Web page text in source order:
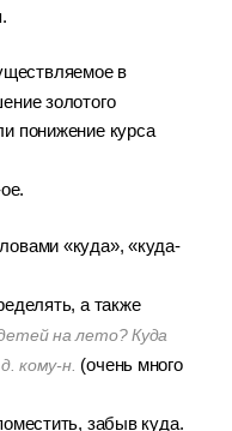
в
золотого
понижение курса
«куда», «куда-
а также
на лето? Куда
кому-н. (очень много
забыв куда.